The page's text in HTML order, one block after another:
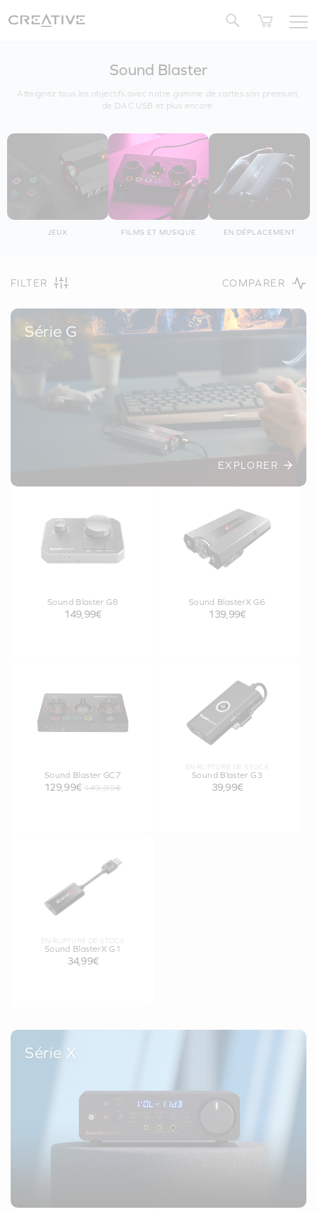
Sound Blaster
Atteignez tous les objectifs avec notre gamme de cartes son premium,
de DAC USB et plus encore.
JEUX FILMS ET MUSIQUE EN DÉPLACEMENT
FILTER COMPARER
Série G
EXPLORER
Sound Blaster G8
149,99€
Sound BlasterX G6
139,99€
Sound Blaster GC7
129,99€ 149,99€
EN RUPTURE DE STOCK
Sound Blaster G3
39,99€
EN RUPTURE DE STOCK
Sound BlasterX G1
34,99€
Série X